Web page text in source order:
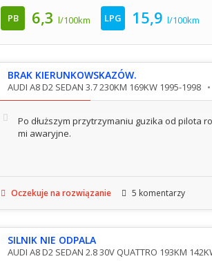
PB 6,3 l/100km LPG 15,9 l/100km
BRAK KIERUNKOWSKAZÓW.
AUDI A8 D2 SEDAN 3.7 230KM 169KW 1995-1998
Po dłuższym przytrzymaniu guzika od pilota
mi awaryjne.
Oczekuje na rozwiązanie 5 komentarzy
SILNIK NIE ODPALA
AUDI A8 D2 SEDAN 2.8 30V QUATTRO 193KM